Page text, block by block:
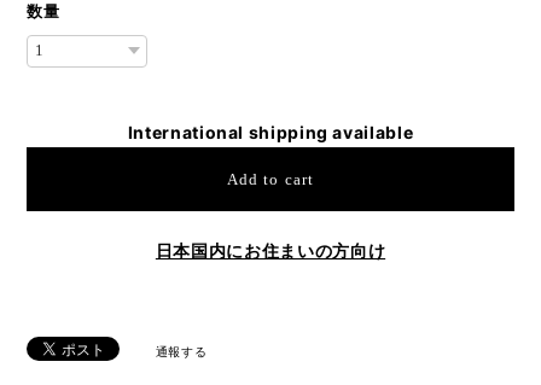
数量
International shipping available
Add to cart
日本国内にお住まいの方向け
通報する